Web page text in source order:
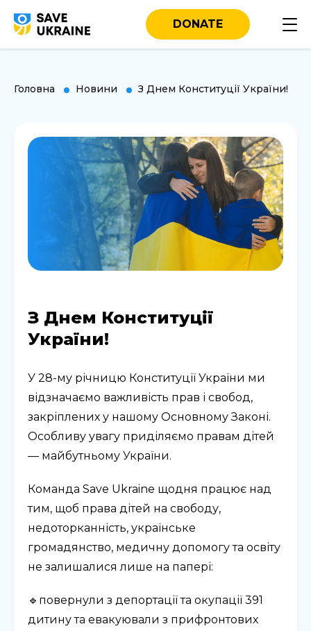
DONATE
Головна Новини З Днем Конституції України!
З Днем Конституції
України!
У 28-му річницю Конституції України ми
відзначаємо важливість прав і свобод,
закріплених у нашому Основному Законі.
Особливу увагу приділяємо правам дітей
— майбутньому України.
Команда Save Ukraine щодня працює над
тим, щоб права дітей на свободу,
недоторканність, українське
громадянство, медичну допомогу та освіту
не залишалися лише на папері:
🔹повернули з депортації та окупації 391
дитину та евакуювали з прифронтових